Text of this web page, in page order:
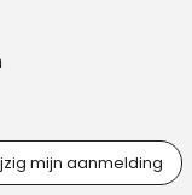
mijn aanmelding